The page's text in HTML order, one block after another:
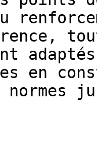
en
normes